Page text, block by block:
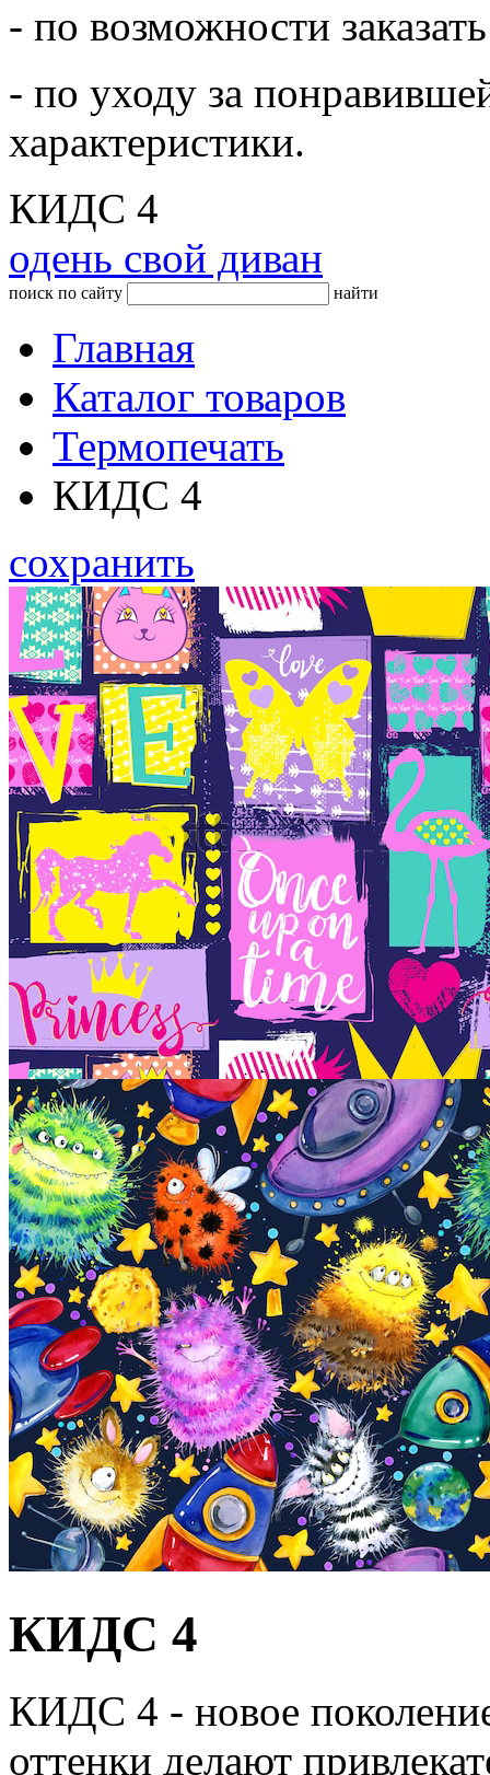
- по возможности
- по уходу за
характеристики.
КИДС 4
одень свой диван
поиск по сайту найти
Главная
Каталог товаров
Термопечать
КИДС 4
сохранить
КИДС 4
КИДС 4 - новое
оттенки делают